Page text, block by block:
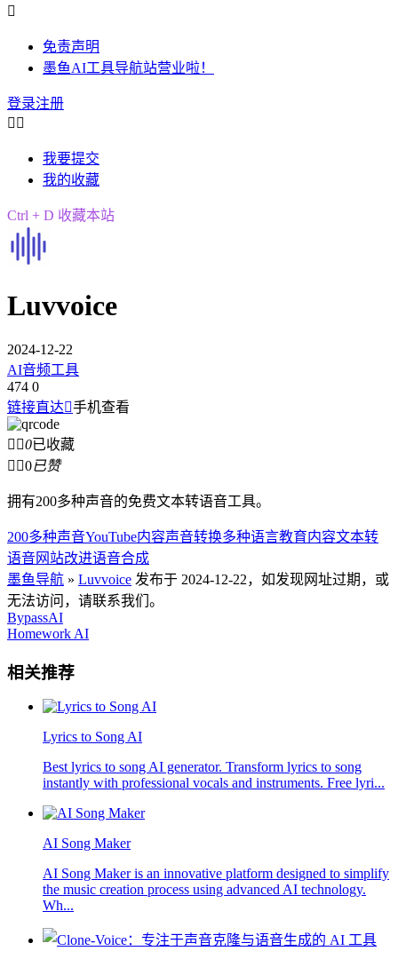

免责声明
墨鱼AI工具导航站营业啦！
登录注册
 
我要提交
我的收藏
Ctrl + D 收藏本站
Luvvoice
2024-12-22
AI音频工具
474 0
链接直达手机查看
 0已收藏
 0已赞
拥有200多种声音的免费文本转语音工具。
200多种声音YouTube内容声音转换多种语言教育内容文本转
语音网站改进语音合成
墨鱼导航 » Luvvoice 发布于 2024-12-22，如发现网址过期，或
无法访问，请联系我们。
BypassAI
Homework AI
相关推荐
Lyrics to Song AI
Best lyrics to song AI generator. Transform lyrics to song
instantly with professional vocals and instruments. Free lyri...
AI Song Maker
AI Song Maker is an innovative platform designed to simplify
the music creation process using advanced AI technology.
Wh...